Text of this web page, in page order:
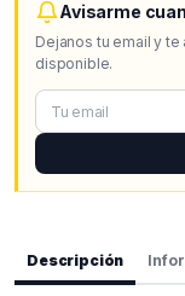
Avisarme
Dejanos tu email y
disponible.
Descripción